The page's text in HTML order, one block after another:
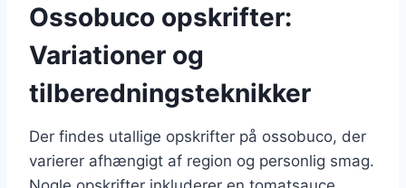
Ossobuco opskrifter:
Variationer og
tilberedningsteknikker
Der findes utallige opskrifter på ossobuco, der
varierer afhængigt af region og personlig smag.